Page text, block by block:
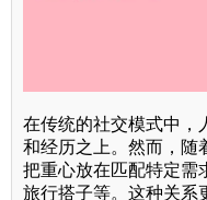
在传统的社交模式中，
和经历之上。然而，随
把重心放在匹配特定需
旅行搭子等。这种关系